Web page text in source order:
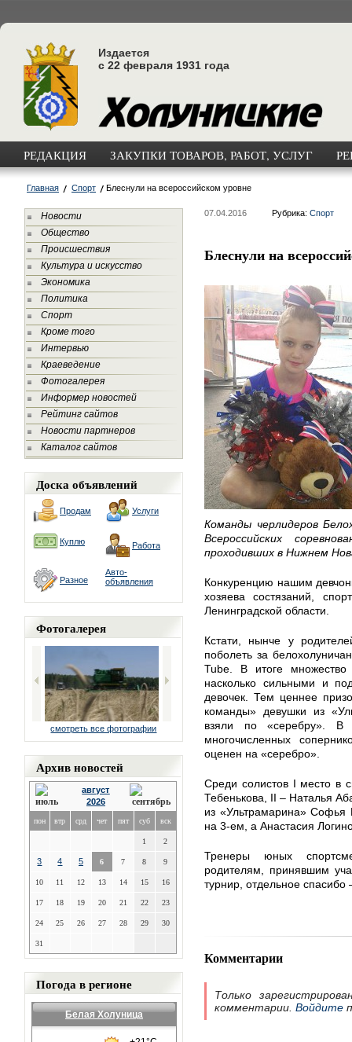
Издается
с 22 февраля 1931 года
РЕДАКЦИЯ ЗАКУПКИ ТОВАРОВ, РАБОТ, УСЛУГ
Главная Спорт Блеснули на всероссийском уровне
Новости
Общество
Происшествия
Культура и искусство
Экономика
Политика
Спорт
Кроме того
Интервью
Краеведение
Фотогалерея
Информер новостей
Рейтинг сайтов
Новости партнеров
Каталог сайтов
Доска объявлений
Продам Услуги
Куплю Работа
Разное
Авто-
объявления
Фотогалерея
смотреть все фотографии
Архив новостей
август
2026
пон втр срд чет пят суб вск
1 2
3 4 5 6 7 8 9
10 11 12 13 14 15 16
17 18 19 20 21 22 23
24 25 26 27 28 29 30
31
Погода в регионе
Белая Холуница
07.04.2016 Рубрика: Спорт
Блеснули на
Команды черлидеров
Всероссийских
проходивших в Нижнем
Конкуренцию нашим
хозяева состязаний,
Ленинградской области.
Кстати, нынче у
поболеть за
Tube. В итоге множество
насколько сильными и
девочек. Тем ценнее
команды» девушки из
взяли по «серебру». В
многочисленных
оценен на «серебро».
Среди солистов I место в
Тебенькова, II – Наталья
из «Ультрамарина»
на 3-ем, а Анастасия
Тренеры юных
родителям, принявшим
турнир, отдельное
Комментарии
Только
комментарии. Войдите